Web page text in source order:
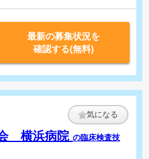
最新の募集状況を
確認する(無料)
気になる
会 横浜病院の臨床検査技